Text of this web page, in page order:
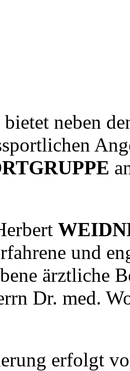
neben
und
ärztliche
Dr. med.
erfolgt